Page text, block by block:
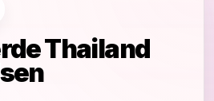
Thailand